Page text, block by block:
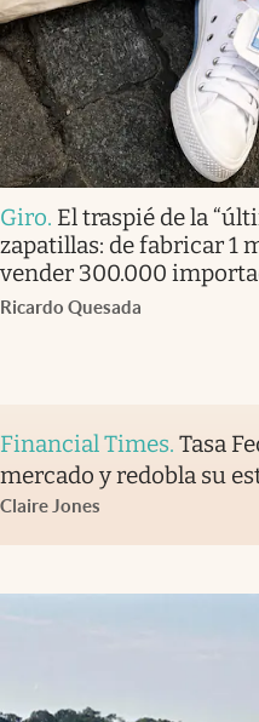
Giro. El traspié de la
zapatillas: de fabricar 1
vender 300.000
Ricardo Quesada
Financial Times. Tasa
mercado y redobla su
Claire Jones